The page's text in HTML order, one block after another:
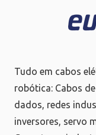
Tudo em cabos
robótica: Cabos
dados, redes
inversores, servo